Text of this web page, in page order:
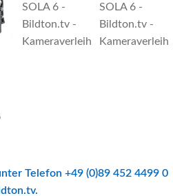
Telefon +49 (0)89 452 4499 0
.